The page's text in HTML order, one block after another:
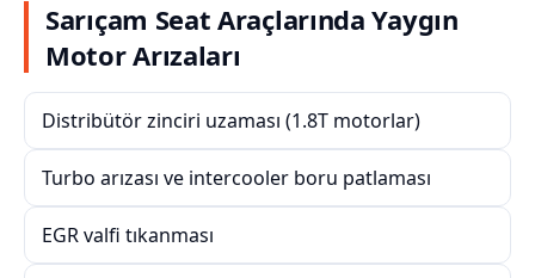
Sarıçam Seat Araçlarında Yaygın
Motor Arızaları
Distribütör zinciri uzaması (1.8T motorlar)
Turbo arızası ve intercooler boru patlaması
EGR valfi tıkanması